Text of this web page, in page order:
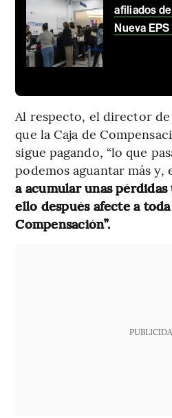
afiliados
Nueva
Al respecto, el director
que la Caja de
sigue pagando, “lo que
podemos aguantar más y,
a acumular unas
ello después afecte a
Compensación”.